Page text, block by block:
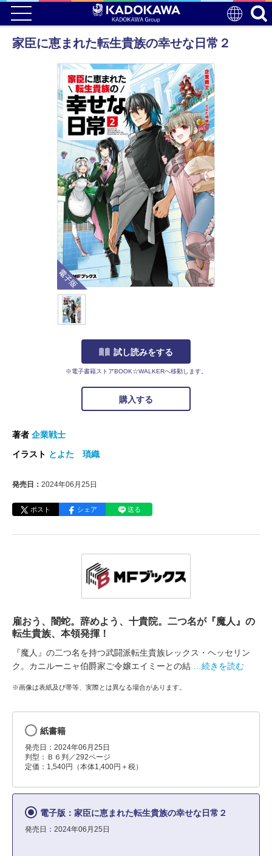
家臣に恵まれた転生貴族の幸せな日常２
電子版
試し読みをする
※電子書籍ストアBOOK☆WALKERへ移動します。
購入する
著者 企業戦士
イラスト とよた 瑣織
発売日： 2024年06月25日
ポスト シェア 送る
雇おう、闇蛇。辞めよう、十貴院。二つ名が『魔人』の
転生貴族、本領発揮！
『魔人』の二つ名を持つ武闘派転生貴族レックス・ヘッセリン
ク。カニルーニャ伯爵家ご令嬢エイミーとの結
…続きを読む
※画像は表紙及び帯等、実際とは異なる場合があります。
紙書籍
発売日：2024年06月25日
判型：Ｂ６判／292ページ
定価：1,540円（本体1,400円＋税）
電子版：家臣に恵まれた転生貴族の幸せな日常２
発売日：2024年06月25日